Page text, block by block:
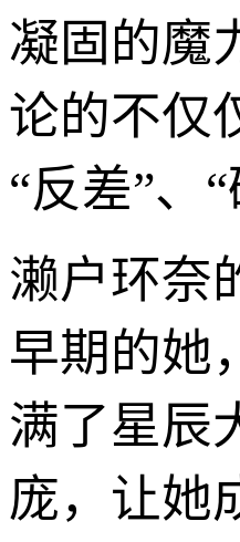
凝固的魔
论的不仅
“反差”、
濑户环奈
早期的她
满了星辰
庞，让她